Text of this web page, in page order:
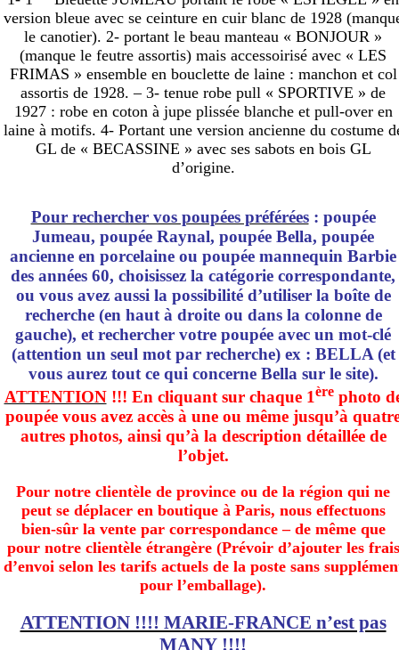
version bleue avec se ceinture en cuir blanc de 1928
le canotier). 2- portant le beau manteau « BONJOUR »
(manque le feutre assortis) mais accessoirisé avec « LES
FRIMAS » ensemble en bouclette de laine : manchon et col
assortis de 1928. – 3- tenue robe pull « SPORTIVE » de
1927 : robe en coton à jupe plissée blanche et pull-over en
laine à motifs. 4- Portant une version ancienne du costume
GL de « BECASSINE » avec ses sabots en bois GL
d’origine.
Pour rechercher vos poupées préférées: poupée
Jumeau, poupée Raynal, poupée Bella, poupée
ancienne en porcelaine ou poupée mannequin Barbie
des années 60, choisissez la catégorie correspondante,
ou vous avez aussi la possibilité d’utiliser la boîte de
recherche (en haut à droite ou dans la colonne de
gauche), et rechercher votre poupée avec un mot-clé
(attention un seul mot par recherche) ex : BELLA (et
vous aurez tout ce qui concerne Bella sur le site).
ATTENTION!!! En cliquant sur chaque 1èrephoto
poupée vous avez accès à une ou même jusqu’à
autres photos, ainsi qu’à la description détaillée de
l’objet.
Pour notre clientèle de province ou de la région qui ne
peut se déplacer en boutique à Paris, nous effectuons
bien-sûr la vente par correspondance – de même que
pour notre clientèle étrangère (Prévoir d’ajouter les frais
d’envoi selon les tarifs actuels de la poste sans
pour l’emballage).
ATTENTION !!!! MARIE-FRANCE n’est pas
MANY !!!!